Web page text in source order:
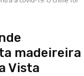
madeireira
Vista